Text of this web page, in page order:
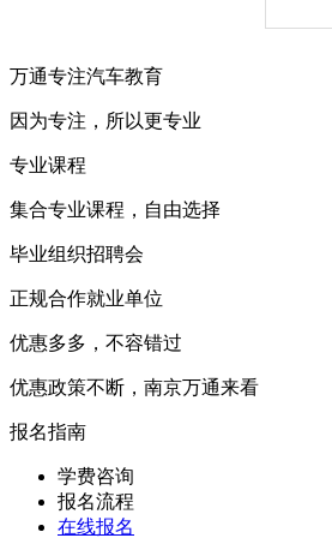
万通专注汽车教育
因为专注，所以更专业
专业课程
集合专业课程，自由选择
毕业组织招聘会
正规合作就业单位
优惠多多，不容错过
优惠政策不断，南京万通来看
报名指南
学费咨询
报名流程
在线报名